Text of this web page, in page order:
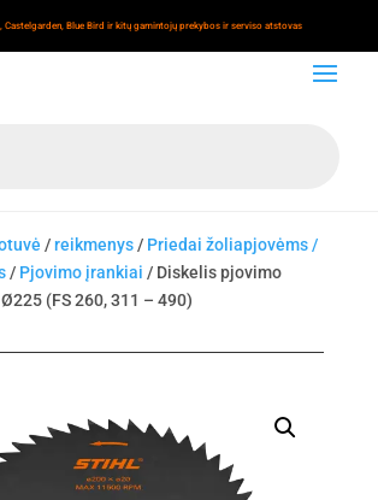
Castelgarden, Blue Bird ir kitų gamintojų prekybos ir serviso atstovas
/reikmenys/ Priedai žoliapjovėms /
/ Pjovimo įrankiai / Diskelis pjovimo
(FS 260, 311 – 490)